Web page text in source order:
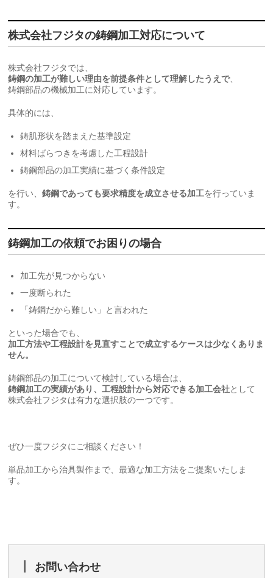
株式会社フジタの鋳鋼加工対応について
株式会社フジタでは、
鋳鋼の加工が難しい理由を前提条件として理解したうえで、
鋳鋼部品の機械加工に対応しています。
具体的には、
鋳肌形状を踏まえた基準設定
材料ばらつきを考慮した工程設計
鋳鋼部品の加工実績に基づく条件設定
を行い、鋳鋼であっても要求精度を成立させる加工を行っていま
す。
鋳鋼加工の依頼でお困りの場合
加工先が見つからない
一度断られた
「鋳鋼だから難しい」と言われた
といった場合でも、
加工方法や工程設計を見直すことで成立するケースは少なくありま
せん。
鋳鋼部品の加工について検討している場合は、
鋳鋼加工の実績があり、工程設計から対応できる加工会社として
株式会社フジタは有力な選択肢の一つです。
ぜひ一度フジタにご相談ください！
単品加工から治具製作まで、最適な加工方法をご提案いたしま
す。
お問い合わせ